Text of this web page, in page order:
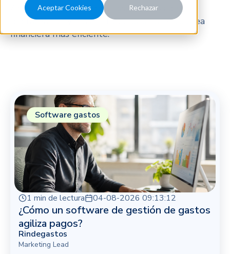
Aceptar Cookies Rechazar
Artículos, mejores prácticas, recursos de
digitalización y más — todo para hacer tu área
financiera más eficiente.
1 min de lectura 04-08-2026 09:13:12
¿Cómo un software de gestión de gastos
agiliza pagos?
Rindegastos
Marketing Lead
Software gastos